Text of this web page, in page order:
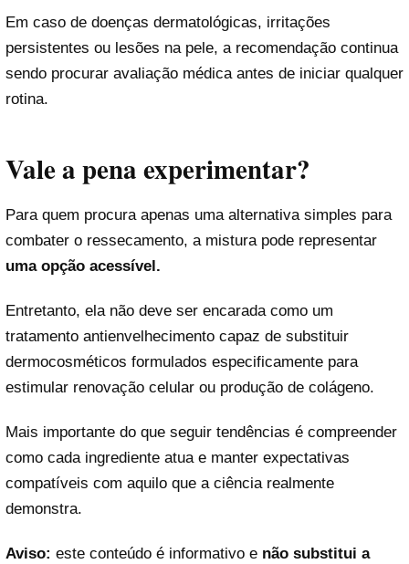
Em caso de doenças dermatológicas, irritações
persistentes ou lesões na pele, a recomendação continua
sendo procurar avaliação médica antes de iniciar qualquer
rotina.
Vale a pena experimentar?
Para quem procura apenas uma alternativa simples para
combater o ressecamento, a mistura pode representar
uma opção acessível.
Entretanto, ela não deve ser encarada como um
tratamento antienvelhecimento capaz de substituir
dermocosméticos formulados especificamente para
estimular renovação celular ou produção de colágeno.
Mais importante do que seguir tendências é compreender
como cada ingrediente atua e manter expectativas
compatíveis com aquilo que a ciência realmente
demonstra.
Aviso: este conteúdo é informativo e não substitui a